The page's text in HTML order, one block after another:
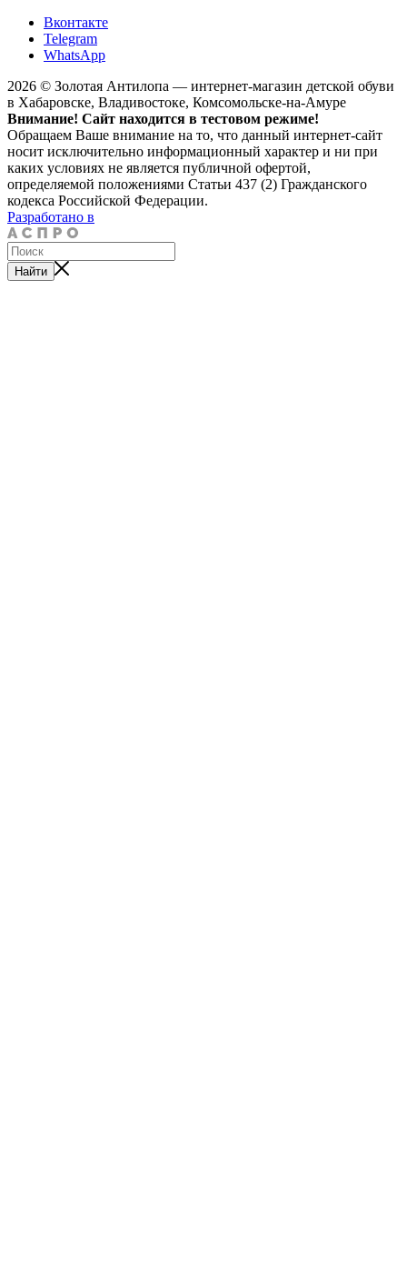
Вконтакте
Telegram
WhatsApp
2026 © Золотая Антилопа — интернет-магазин детской обуви
в Хабаровске, Владивостоке, Комсомольске-на-Амуре
Внимание! Сайт находится в тестовом режиме!
Обращаем Ваше внимание на то, что данный интернет-сайт
носит исключительно информационный характер и ни при
каких условиях не является публичной офертой,
определяемой положениями Статьи 437 (2) Гражданского
кодекса Российской Федерации.
Разработано в
Найти